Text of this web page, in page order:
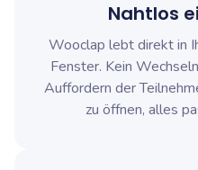
Nahtlos
Wooclap lebt direkt in
Fenster. Kein
Auffordern der
zu öffnen, alles